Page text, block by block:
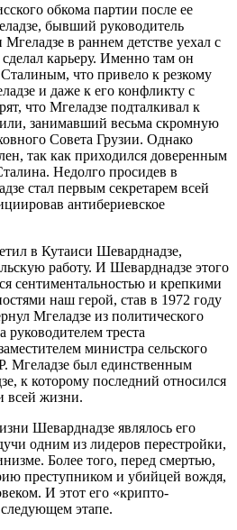
обкома партии после ее
бывший руководитель
в раннем детстве уехал с
карьеру. Именно там он
что привело к резкому
и даже к его конфликту с
что Мгеладзе подталкивал к
занимавший весьма скромную
Совета Грузии. Однако
так как приходился доверенным
Недолго просидев в
стал первым секретарем всей
антибериевское
в Кутаиси Шеварднадзе,
работу. И Шеварднадзе этого
сентиментальностью и крепкими
наш герой, став в 1972 году
Мгеладзе из политического
руководителем треста
министра сельского
Мгеладзе был единственным
к которому последний относился
всей жизни.
Шеварднадзе являлось его
одним из лидеров перестройки,
Более того, перед смертью,
преступником и убийцей вождя,
И этот его «крипто-
этапе.